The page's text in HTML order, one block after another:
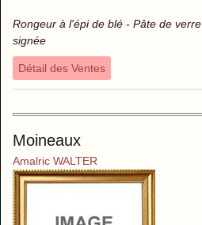
Rongeur à l'épi de blé - Pâte de verre
signée
Détail des Ventes
Moineaux
Amalric WALTER